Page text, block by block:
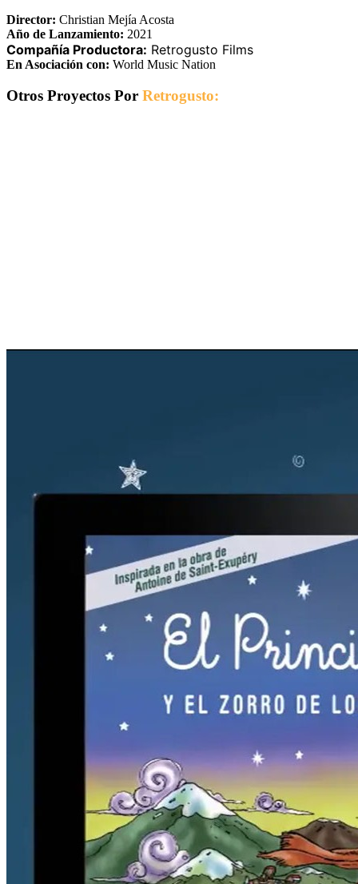
Director: Christian Mejía Acosta
Año de Lanzamiento: 2021
Compañía Productora: Retrogusto Films
En Asociación con: World Music Nation
Otros Proyectos Por Retrogusto: